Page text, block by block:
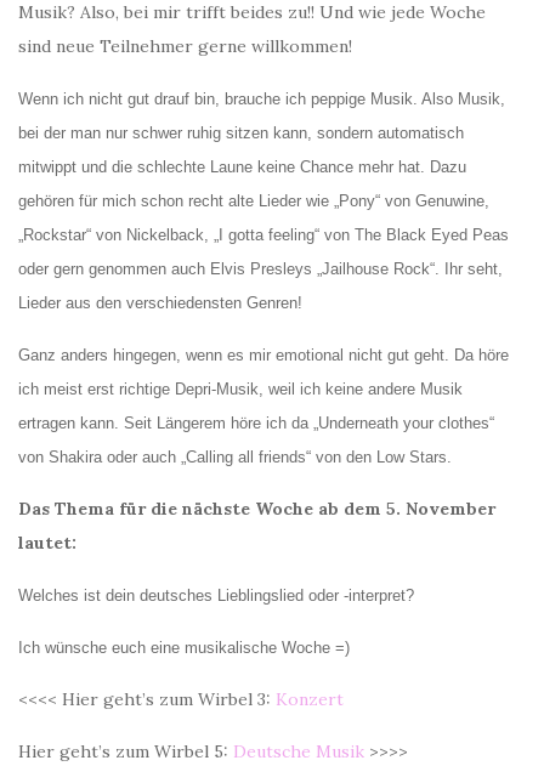
Musik? Also, bei mir trifft beides zu!! Und wie jede Woche
sind neue Teilnehmer gerne willkommen!
Wenn ich nicht gut drauf bin, brauche ich peppige Musik. Also Musik,
bei der man nur schwer ruhig sitzen kann, sondern automatisch
mitwippt und die schlechte Laune keine Chance mehr hat. Dazu
gehören für mich schon recht alte Lieder wie „Pony“ von Genuwine,
„Rockstar“ von Nickelback, „I gotta feeling“ von The Black Eyed Peas
oder gern genommen auch Elvis Presleys „Jailhouse Rock“. Ihr seht,
Lieder aus den verschiedensten Genren!
Ganz anders hingegen, wenn es mir emotional nicht gut geht. Da höre
ich meist erst richtige Depri-Musik, weil ich keine andere Musik
ertragen kann. Seit Längerem höre ich da „Underneath your clothes“
von Shakira oder auch „Calling all friends“ von den Low Stars.
Das Thema für die nächste Woche ab dem 5. November
lautet:
Welches ist dein deutsches Lieblingslied oder -interpret?
Ich wünsche euch eine musikalische Woche =)
<<<< Hier geht’s zum Wirbel 3: Konzert
Hier geht’s zum Wirbel 5: Deutsche Musik >>>>